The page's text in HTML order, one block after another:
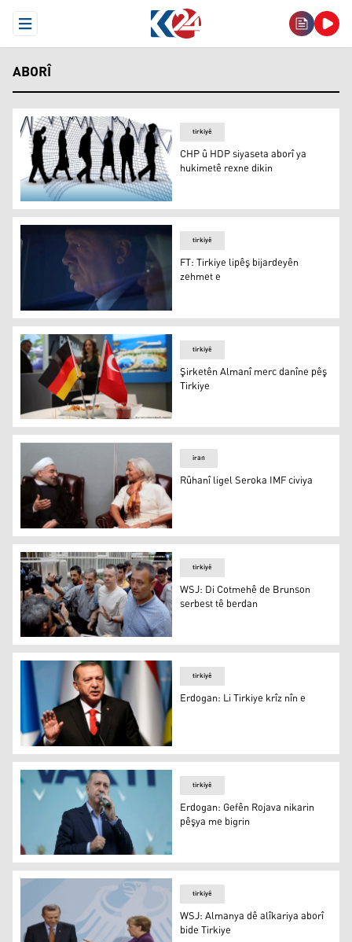
Open Menu
ABORÎ
CHP û HDP siyaseta aborî ya hukimetê rexne dikin
tirkiyê
CHP û HDP siyaseta aborî ya
hukimetê rexne dikin
FT: Tirkiye lipêş bijardeyên zehmet e
tirkiyê
FT: Tirkiye lipêş bijardeyên
zehmet e
Şirketên Almanî merc danîne pêş Tirkiye
tirkiyê
Şirketên Almanî merc danîne pêş
Tirkiye
Rûhanî ligel Seroka IMF civiya
iran
Rûhanî ligel Seroka IMF civiya
WSJ: Di Cotmehê de Brunson serbest tê berdan
tirkiyê
WSJ: Di Cotmehê de Brunson
serbest tê berdan
Erdogan: Li Tirkiye krîz nîn e
tirkiyê
Erdogan: Li Tirkiye krîz nîn e
Erdogan: Gefên Rojava nikarin pêşya me bigrin
tirkiyê
Erdogan: Gefên Rojava nikarin
pêşya me bigrin
tirkiyê
WSJ: Almanya dê alîkariya aborî
bide Tirkiye